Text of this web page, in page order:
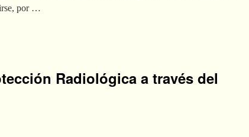
por …
Radiológica a través del